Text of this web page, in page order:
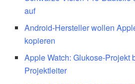
auf
Android-Hersteller wollen
kopieren
Apple Watch: Glukose-Projekt
Projektleiter